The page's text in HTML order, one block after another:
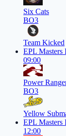
Six Cats
BO3
Team Kicked
EPL Masters
09:00
Power
BO3
Yellow
EPL Masters
12:00